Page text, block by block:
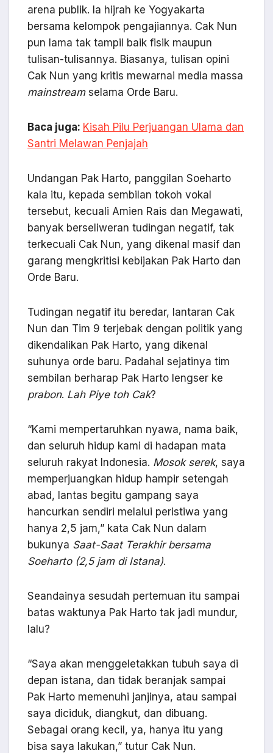
arena publik. Ia hijrah ke Yogyakarta
bersama kelompok pengajiannya. Cak Nun
pun lama tak tampil baik fisik maupun
tulisan-tulisannya. Biasanya, tulisan opini
Cak Nun yang kritis mewarnai media massa
mainstreamselama Orde Baru.
Baca juga: Kisah Pilu Perjuangan Ulama dan
Santri Melawan Penjajah
Undangan Pak Harto, panggilan Soeharto
kala itu, kepada sembilan tokoh vokal
tersebut, kecuali Amien Rais dan Megawati,
banyak berseliweran tudingan negatif, tak
terkecuali Cak Nun, yang dikenal masif dan
garang mengkritisi kebijakan Pak Harto dan
Orde Baru.
Tudingan negatif itu beredar, lantaran Cak
Nun dan Tim 9 terjebak dengan politik yang
dikendalikan Pak Harto, yang dikenal
suhunya orde baru. Padahal sejatinya tim
sembilan berharap Pak Harto lengser ke
prabon. Lah Piye toh Cak?
“Kami mempertaruhkan nyawa, nama baik,
dan seluruh hidup kami di hadapan mata
seluruh rakyat Indonesia. Mosok serek, saya
memperjuangkan hidup hampir setengah
abad, lantas begitu gampang saya
hancurkan sendiri melalui peristiwa yang
hanya 2,5 jam,” kata Cak Nun dalam
bukunya Saat-Saat Terakhir bersama
Soeharto (2,5 jam di Istana).
Seandainya sesudah pertemuan itu sampai
batas waktunya Pak Harto tak jadi mundur,
lalu?
“Saya akan menggeletakkan tubuh saya di
depan istana, dan tidak beranjak sampai
Pak Harto memenuhi janjinya, atau sampai
saya diciduk, diangkut, dan dibuang.
Sebagai orang kecil, ya, hanya itu yang
bisa saya lakukan,” tutur Cak Nun.